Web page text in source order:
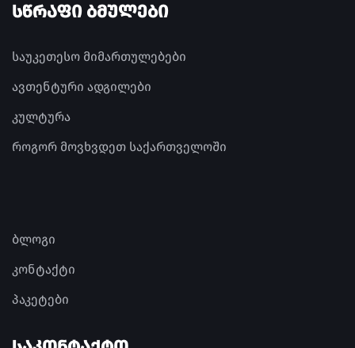
ᲡᲬᲠᲐᲤᲘ ᲑᲛᲣᲚᲔᲑᲘ
საუკეთესო მიმართულებები
ავთენტური ადგილები
კულტურა
როგორ მოვხვდეთ საქართველოში
ბლოგი
კონტაქტი
პაკეტები